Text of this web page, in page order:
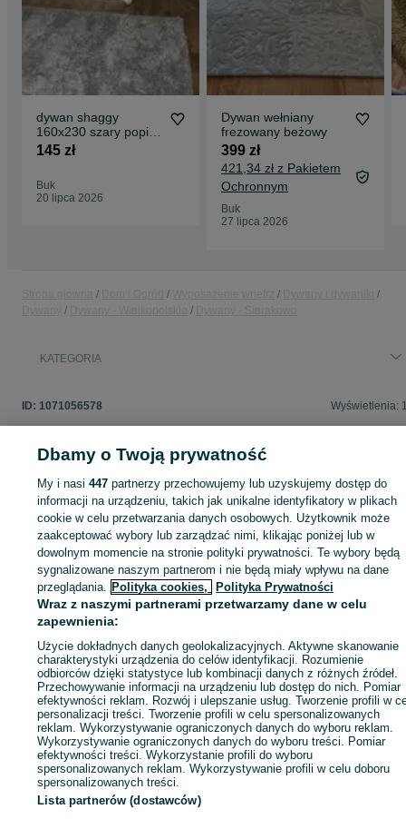
dywan shaggy
160x230 szary popiel
nowy
145 zł
Buk
20 lipca 2026
Dywan wełniany
frezowany beżowy
399 zł
421,34 zł z Pakietem
Ochronnym
Buk
27 lipca 2026
KATEGORIA
ID: 1071056578 Wyświetlenia:
Zaloguj się lub załóż konto na OLX, aby skontaktować się z
sprzedającym
Zaloguj się / Załóż konto
Kup
Dbamy o Twoją prywatność
My i nasi447 partnerzy przechowujemy lub uzyskujemy dostęp do
informacji na urządzeniu, takich jak unikalne identyfikatory w plikach
cookie w celu przetwarzania danych osobowych. Użytkownik może
zaakceptować wybory lub zarządzać nimi, klikając poniżej lub w
dowolnym momencie na stronie polityki prywatności. Te wybory będą
sygnalizowane naszym partnerom i nie będą miały wpływu na dane
przeglądania. Polityka cookies, Polityka Prywatności
Wraz z naszymi partnerami przetwarzamy dane w celu
zapewnienia:
Użycie dokładnych danych geolokalizacyjnych. Aktywne skanowanie
charakterystyki urządzenia do celów identyfikacji. Rozumienie
odbiorców dzięki statystyce lub kombinacji danych z różnych źródeł.
Przechowywanie informacji na urządzeniu lub dostęp do nich. Pomiar
efektywności reklam. Rozwój i ulepszanie usług. Tworzenie profili w
personalizacji treści. Tworzenie profili w celu spersonalizowanych
reklam. Wykorzystywanie ograniczonych danych do wyboru reklam.
Wykorzystywanie ograniczonych danych do wyboru treści. Pomiar
efektywności treści. Wykorzystanie profili do wyboru
spersonalizowanych reklam. Wykorzystywanie profili w celu doboru
spersonalizowanych treści.
Lista partnerów (dostawców)